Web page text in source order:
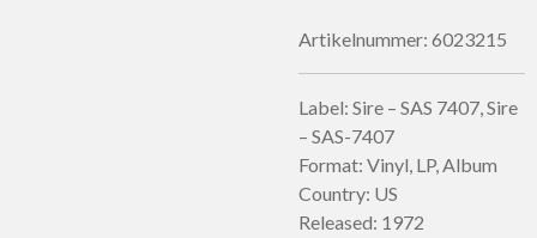
Artikelnummer: 6023215
Label: Sire – SAS 7407, Sire
– SAS-7407
Format: Vinyl, LP, Album
Country: US
Released: 1972